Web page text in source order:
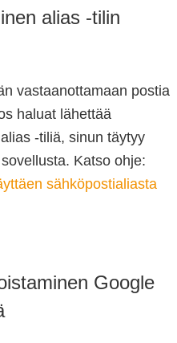
alias -tilin
vastaanottamaan postia
haluat lähettää
-tiliä, sinun täytyy
Katso ohje:
sähköpostialiasta
Google